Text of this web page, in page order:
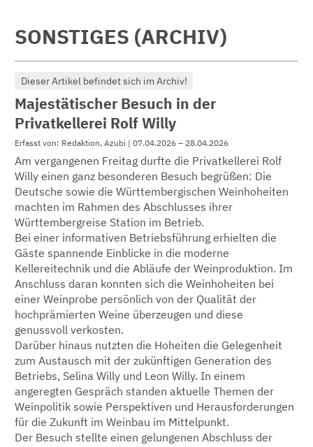
SONSTIGES (ARCHIV)
Dieser Artikel befindet sich im Archiv!
Majestätischer Besuch in der
Privatkellerei Rolf Willy
Erfasst von: Redaktion, Azubi | 07.04.2026 – 28.04.2026
Am vergangenen Freitag durfte die Privatkellerei Rolf
Willy einen ganz besonderen Besuch begrüßen: Die
Deutsche sowie die Württembergischen Weinhoheiten
machten im Rahmen des Abschlusses ihrer
Württembergreise Station im Betrieb.
Bei einer informativen Betriebsführung erhielten die
Gäste spannende Einblicke in die moderne
Kellereitechnik und die Abläufe der Weinproduktion. Im
Anschluss daran konnten sich die Weinhoheiten bei
einer Weinprobe persönlich von der Qualität der
hochprämierten Weine überzeugen und diese
genussvoll verkosten.
Darüber hinaus nutzten die Hoheiten die Gelegenheit
zum Austausch mit der zukünftigen Generation des
Betriebs, Selina Willy und Leon Willy. In einem
angeregten Gespräch standen aktuelle Themen der
Weinpolitik sowie Perspektiven und Herausforderungen
für die Zukunft im Weinbau im Mittelpunkt.
Der Besuch stellte einen gelungenen Abschluss der